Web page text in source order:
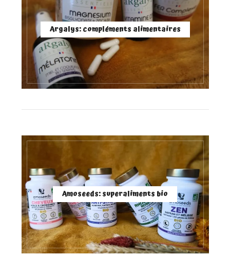
Argalys: compléments alimentaires
Amoseeds: superaliments bio